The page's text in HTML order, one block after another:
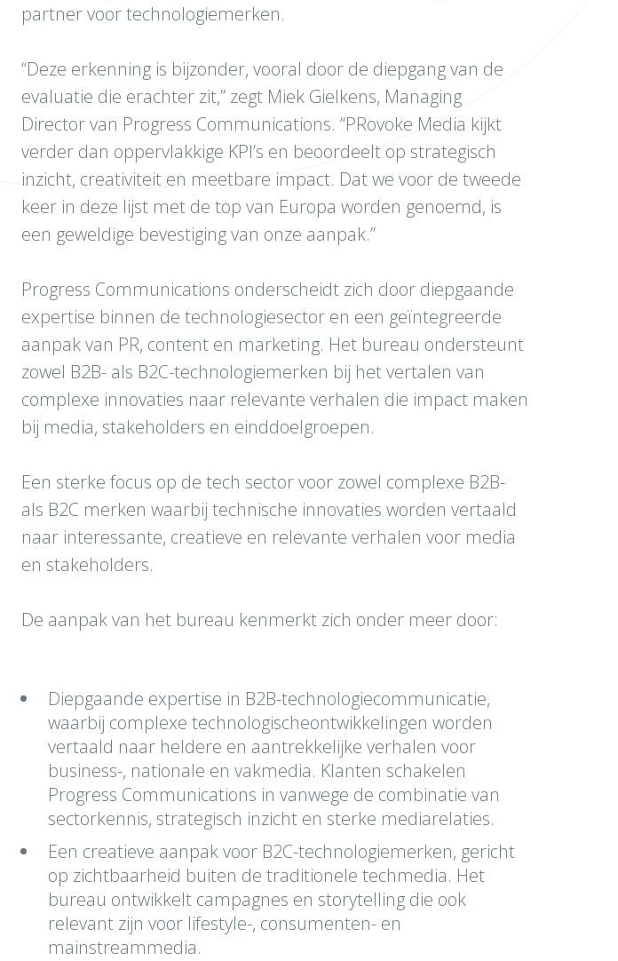
partner voor technologiemerken.
“Deze erkenning is bijzonder, vooral door de diepgang van de
evaluatie die erachter zit,” zegt Miek Gielkens, Managing
Director van Progress Communications. “PRovoke Media kijkt
verder dan oppervlakkige KPI’s en beoordeelt op strategisch
inzicht, creativiteit en meetbare impact. Dat we voor de tweede
keer in deze lijst met de top van Europa worden genoemd, is
een geweldige bevestiging van onze aanpak.”
Progress Communications onderscheidt zich door diepgaande
expertise binnen de technologiesector en een geïntegreerde
aanpak van PR, content en marketing. Het bureau ondersteunt
zowel B2B- als B2C-technologiemerken bij het vertalen van
complexe innovaties naar relevante verhalen die impact maken
bij media, stakeholders en einddoelgroepen.
Een sterke focus op de tech sector voor zowel complexe B2B-
als B2C merken waarbij technische innovaties worden vertaald
naar interessante, creatieve en relevante verhalen voor media
en stakeholders.
De aanpak van het bureau kenmerkt zich onder meer door:
Diepgaande expertise in B2B-technologiecommunicatie,
waarbij complexe technologischeontwikkelingen worden
vertaald naar heldere en aantrekkelijke verhalen voor
business-, nationale en vakmedia. Klanten schakelen
Progress Communications in vanwege de combinatie van
sectorkennis, strategisch inzicht en sterke mediarelaties.
Een creatieve aanpak voor B2C-technologiemerken, gericht
op zichtbaarheid buiten de traditionele techmedia. Het
bureau ontwikkelt campagnes en storytelling die ook
relevant zijn voor lifestyle-, consumenten- en
mainstreammedia.